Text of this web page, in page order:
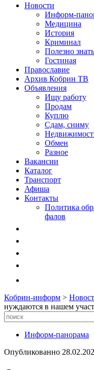
Новости
Информ-
Медицина
История
Криминал
Полезно знать
Гостиная
Православие
Архив Кобрин ТВ
Объявления
Ищу работу
Продам
Куплю
Сдам, сниму
Обмен
Разное
Вакансии
Каталог
Транспорт
Афиша
Контакты
Политика
фалов
Кобрин-информ >
нуждаются в нашем
Информ-панорама
Опубликованно